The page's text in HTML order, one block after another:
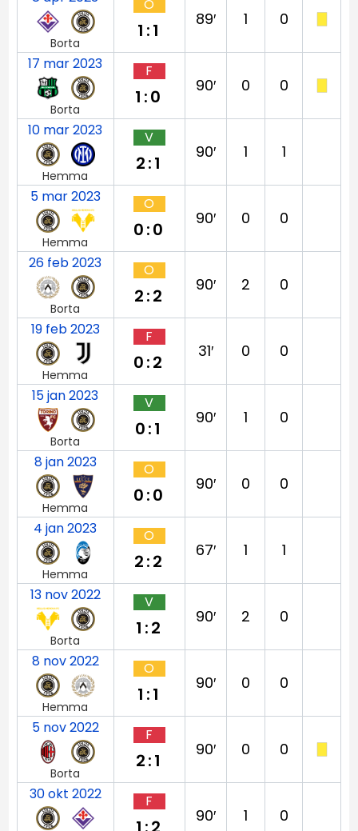
Borta
O
1:1
89′ 1 0
17 mar 2023
Borta
F
1:0
90′ 0 0
10 mar 2023
Hemma
V
2:1
90′ 1 1
5 mar 2023
Hemma
O
0:0
90′ 0 0
26 feb 2023
Borta
O
2:2
90′ 2 0
19 feb 2023
Hemma
F
0:2
31′ 0 0
15 jan 2023
Borta
V
0:1
90′ 1 0
8 jan 2023
Hemma
O
0:0
90′ 0 0
4 jan 2023
Hemma
O
2:2
67′ 1 1
13 nov 2022
Borta
V
1:2
90′ 2 0
8 nov 2022
Hemma
O
1:1
90′ 0 0
5 nov 2022
Borta
F
2:1
90′ 0 0
30 okt 2022 F
90′ 1 0